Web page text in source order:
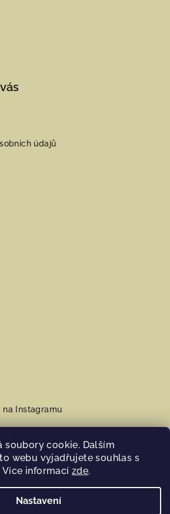
soubory cookie. Dalším
webu vyjadřujete souhlas s
Více informací zde.
Nastavení
údajů
na Instagramu